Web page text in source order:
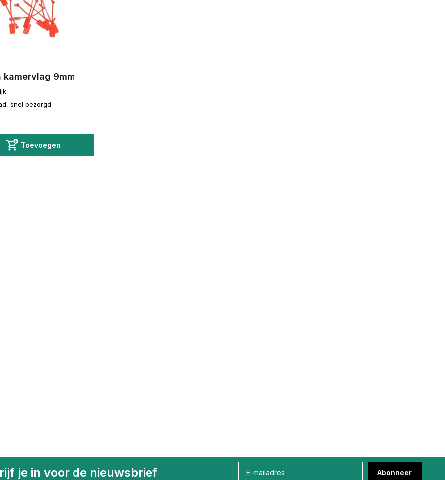
kamervlag 9mm
snel bezorgd
Toevoegen
je in voor de nieuwsbrief Abonneer